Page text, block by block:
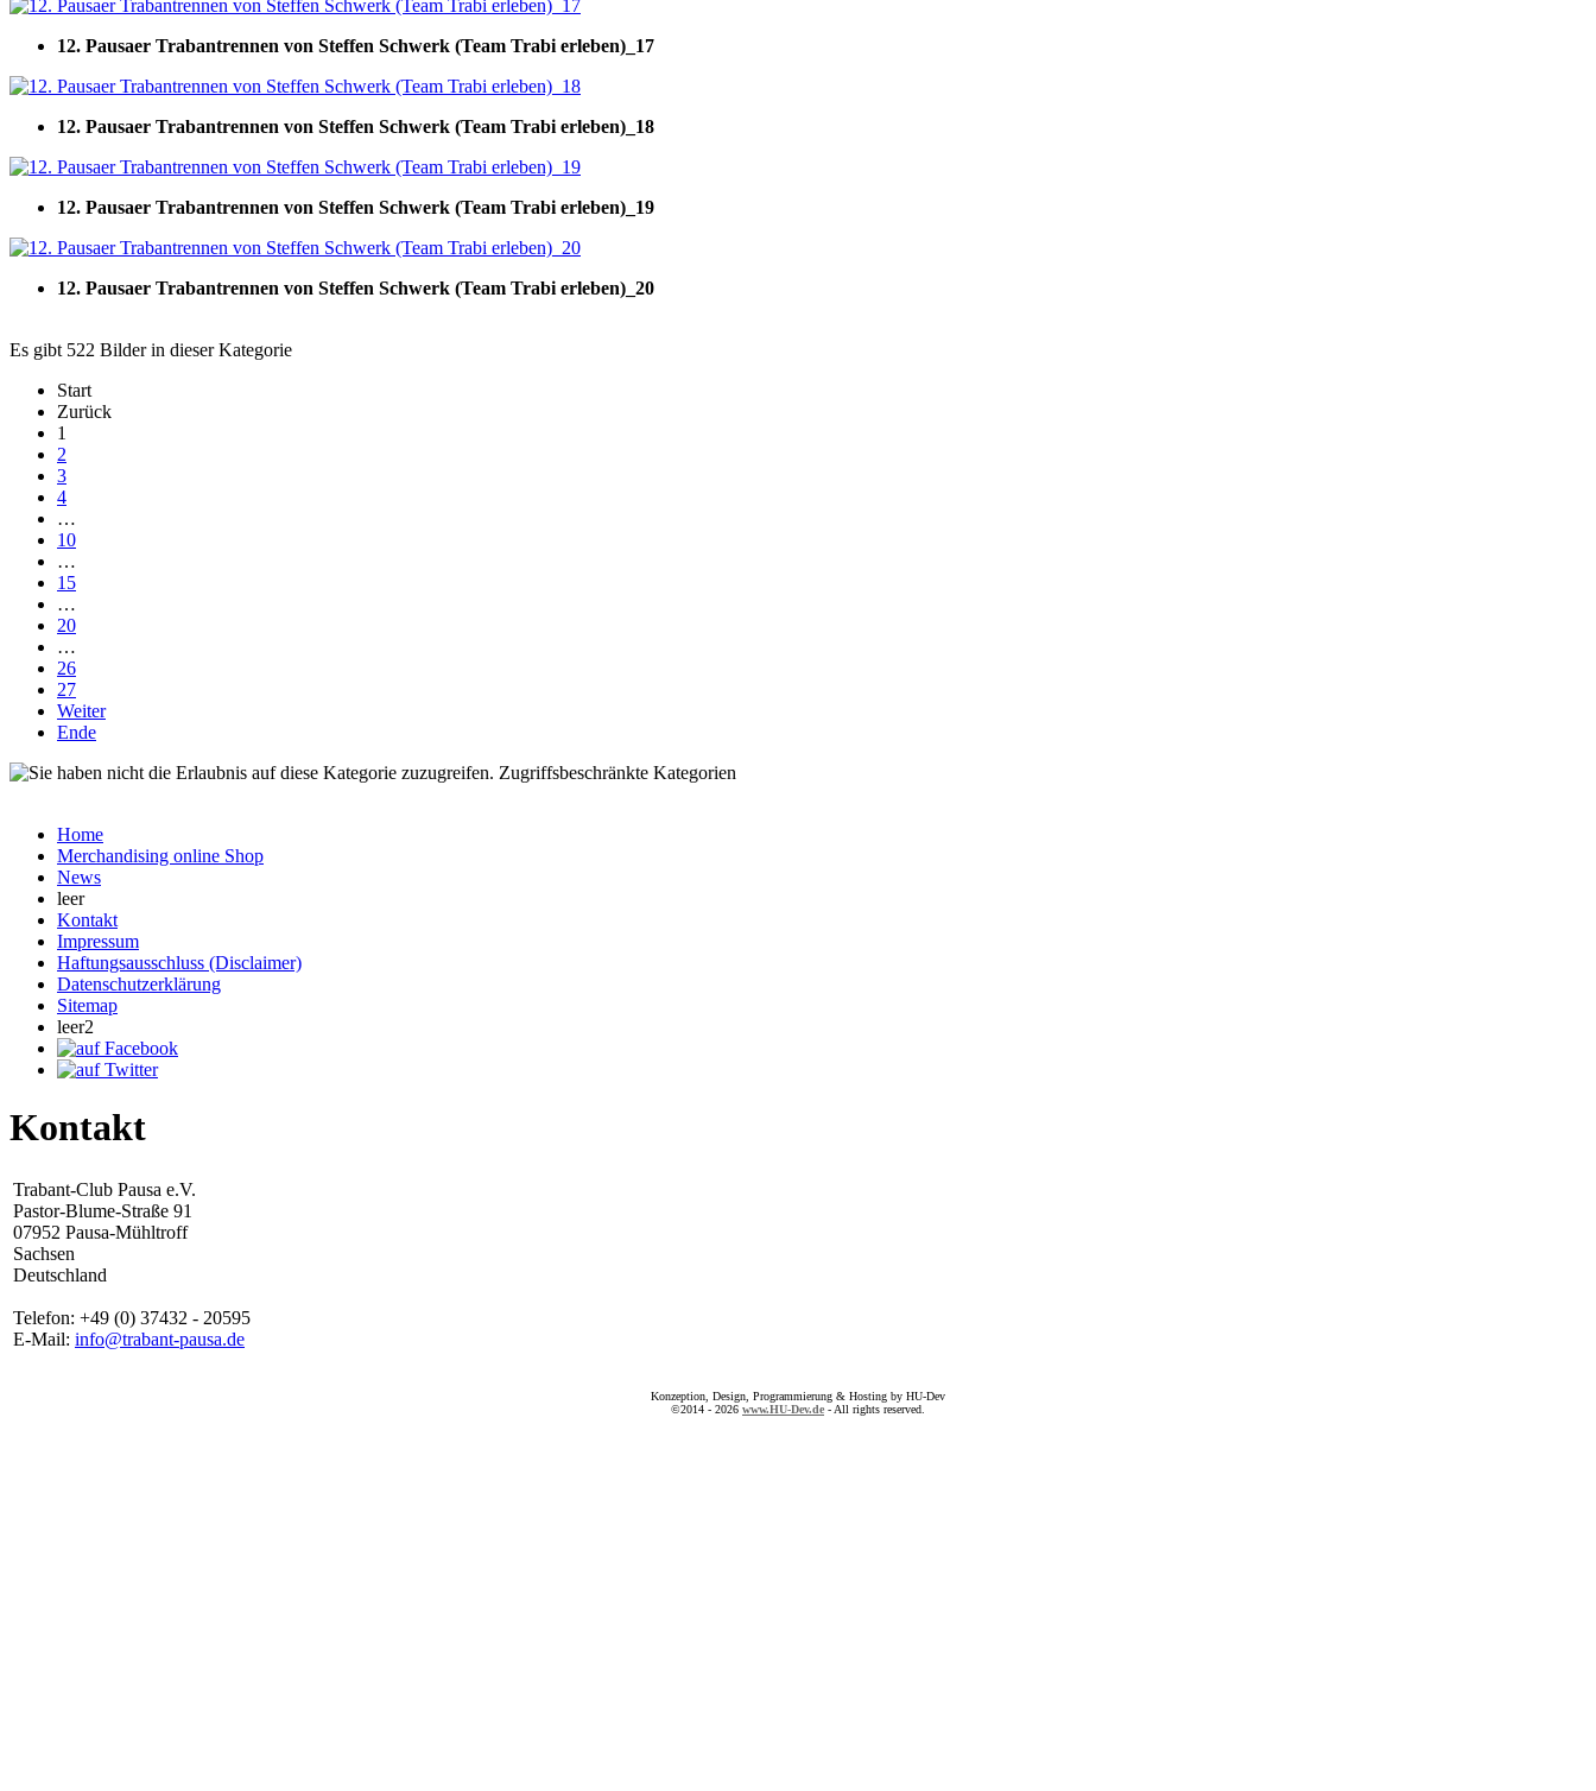
12. Pausaer Trabantrennen von Steffen Schwerk (Team Trabi erleben)_17
12. Pausaer Trabantrennen von Steffen Schwerk (Team Trabi erleben)_18
12. Pausaer Trabantrennen von Steffen Schwerk (Team Trabi erleben)_19
12. Pausaer Trabantrennen von Steffen Schwerk (Team Trabi erleben)_20
Es gibt 522 Bilder in dieser Kategorie
Start
Zurück
1
2
3
4
…
10
…
15
…
20
…
26
27
Weiter
Ende
Zugriffsbeschränkte Kategorien
Home
Merchandising online Shop
News
leer
Kontakt
Impressum
Haftungsausschluss (Disclaimer)
Datenschutzerklärung
Sitemap
leer2
Kontakt
Trabant-Club Pausa e.V.
Pastor-Blume-Straße 91
07952 Pausa-Mühltroff
Sachsen
Deutschland
Telefon: +49 (0) 37432 - 20595
E-Mail: info@trabant-pausa.de
Konzeption, Design, Programmierung & Hosting by HU-Dev
©2014 - 2026 www.HU-Dev.de - All rights reserved.